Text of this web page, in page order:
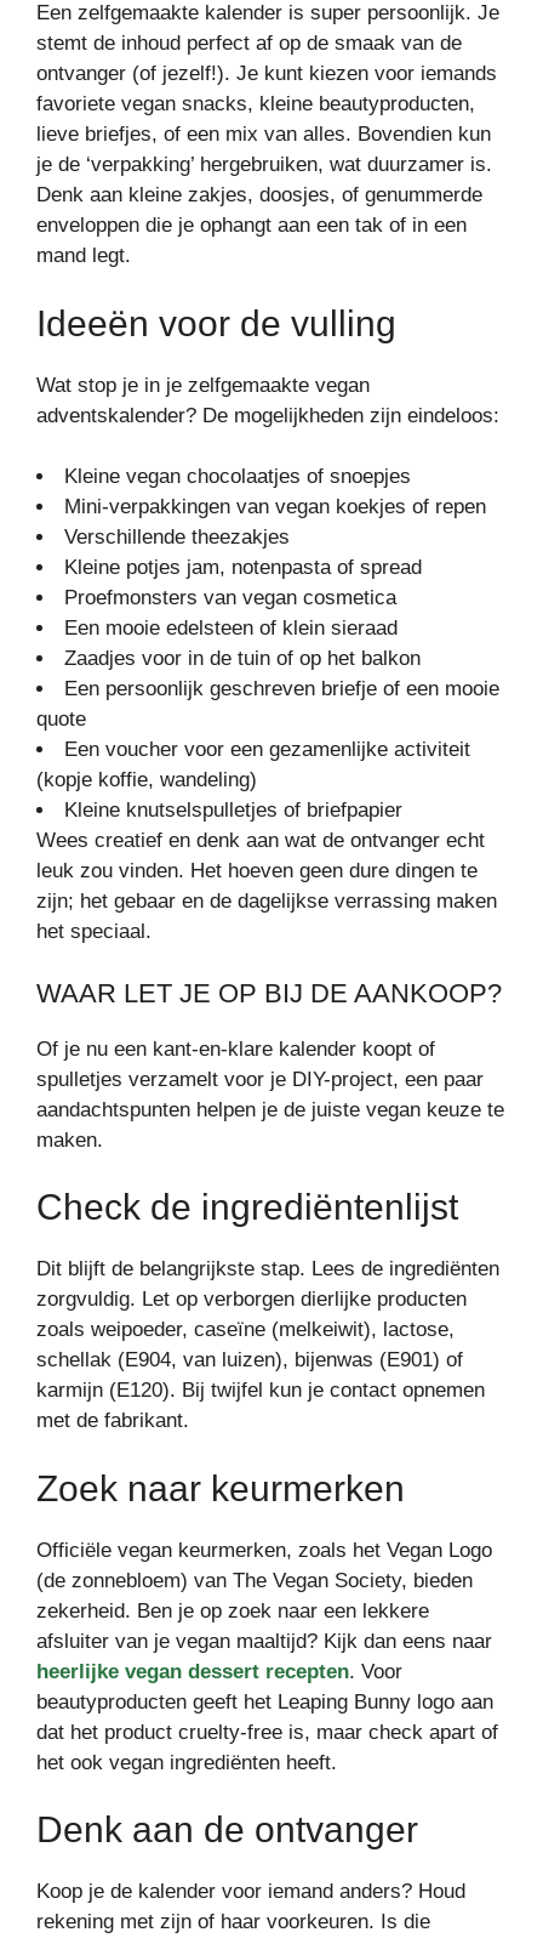
Een zelfgemaakte kalender is super persoonlijk. Je
stemt de inhoud perfect af op de smaak van de
ontvanger (of jezelf!). Je kunt kiezen voor iemands
favoriete vegan snacks, kleine beautyproducten,
lieve briefjes, of een mix van alles. Bovendien kun
je de ‘verpakking’ hergebruiken, wat duurzamer is.
Denk aan kleine zakjes, doosjes, of genummerde
enveloppen die je ophangt aan een tak of in een
mand legt.
Ideeën voor de vulling
Wat stop je in je zelfgemaakte vegan
adventskalender? De mogelijkheden zijn eindeloos:
Kleine vegan chocolaatjes of snoepjes
Mini-verpakkingen van vegan koekjes of repen
Verschillende theezakjes
Kleine potjes jam, notenpasta of spread
Proefmonsters van vegan cosmetica
Een mooie edelsteen of klein sieraad
Zaadjes voor in de tuin of op het balkon
Een persoonlijk geschreven briefje of een mooie
quote
Een voucher voor een gezamenlijke activiteit
(kopje koffie, wandeling)
Kleine knutselspulletjes of briefpapier
Wees creatief en denk aan wat de ontvanger echt
leuk zou vinden. Het hoeven geen dure dingen te
zijn; het gebaar en de dagelijkse verrassing maken
het speciaal.
WAAR LET JE OP BIJ DE AANKOOP?
Of je nu een kant-en-klare kalender koopt of
spulletjes verzamelt voor je DIY-project, een paar
aandachtspunten helpen je de juiste vegan keuze te
maken.
Check de ingrediëntenlijst
Dit blijft de belangrijkste stap. Lees de ingrediënten
zorgvuldig. Let op verborgen dierlijke producten
zoals weipoeder, caseïne (melkeiwit), lactose,
schellak (E904, van luizen), bijenwas (E901) of
karmijn (E120). Bij twijfel kun je contact opnemen
met de fabrikant.
Zoek naar keurmerken
Officiële vegan keurmerken, zoals het Vegan Logo
(de zonnebloem) van The Vegan Society, bieden
zekerheid. Ben je op zoek naar een lekkere
afsluiter van je vegan maaltijd? Kijk dan eens naar
heerlijke vegan dessert recepten. Voor
beautyproducten geeft het Leaping Bunny logo aan
dat het product cruelty-free is, maar check apart of
het ook vegan ingrediënten heeft.
Denk aan de ontvanger
Koop je de kalender voor iemand anders? Houd
rekening met zijn of haar voorkeuren. Is die